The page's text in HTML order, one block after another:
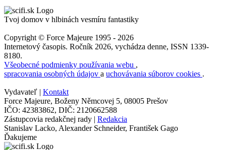
Tvoj domov v hlbinách vesmíru fantastiky
Copyright © Force Majeure 1995 - 2026
Internetový časopis. Ročník 2026, vychádza denne, ISSN 1339-
8180.
Všeobecné podmienky používania webu ,
spracovania osobných údajov a uchovávania súborov cookies .
Vydavateľ | Kontakt
Force Majeure, Boženy Němcovej 5, 08005 Prešov
IČO: 42383862, DIČ: 2120662588
Zástupcovia redakčnej rady | Redakcia
Stanislav Lacko, Alexander Schneider, František Gago
Ďakujeme